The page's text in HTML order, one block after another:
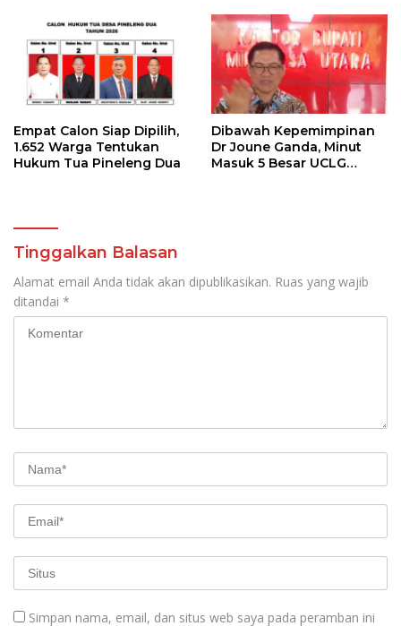
Empat Calon Siap Dipilih,
1.652 Warga Tentukan
Hukum Tua Pineleng Dua
Dibawah Kepemimpinan
Dr Joune Ganda, Minut
Masuk 5 Besar UCLG
Tinggalkan Balasan
Alamat email Anda tidak akan dipublikasikan. Ruas yang wajib
ditandai *
Simpan nama, email, dan situs web saya pada peramban ini